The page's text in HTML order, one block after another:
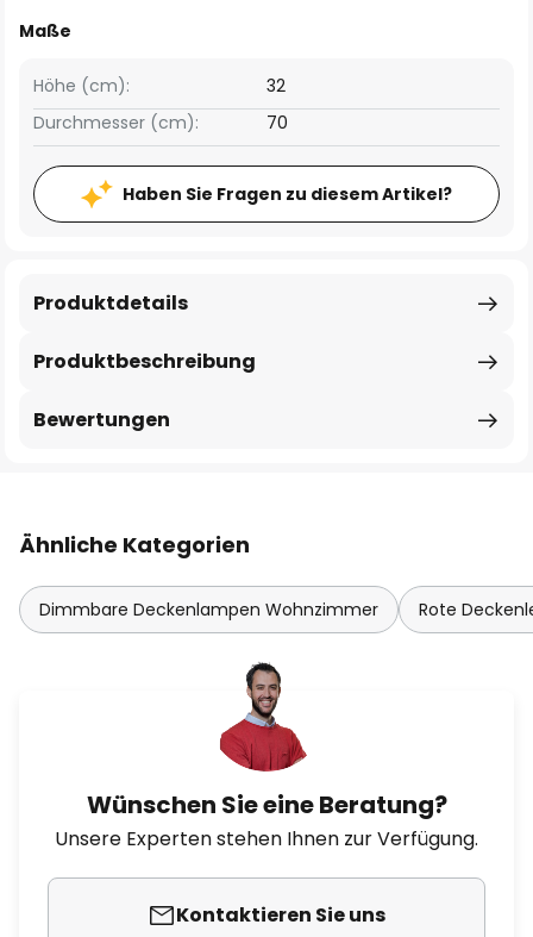
Maße
Höhe (cm):
32
Durchmesser (cm):
70
Haben Sie Fragen zu diesem Artikel?
Produktbeschreibung
Produktdetails
Bewertungen
Ähnliche Kategorien
Dimmbare Deckenlampen Wohnzimmer Rote
Wünschen Sie eine Beratung?
Unsere Experten stehen Ihnen zur Verfügung.
Kontaktieren Sie uns